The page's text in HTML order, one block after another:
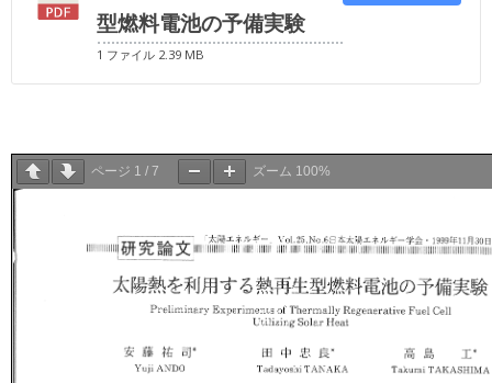
型燃料電池の予備実験
1 ファイル 2.39 MB
ページ 1 / 7 ズーム 100%